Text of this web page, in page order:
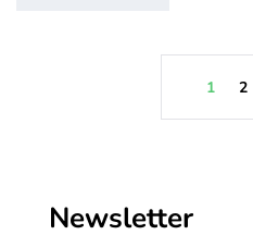
1 2
Newsletter